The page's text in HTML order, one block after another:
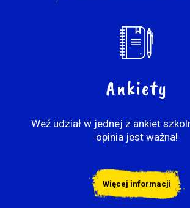
Ankiety
Weź udział w jednej z ankiet
opinia jest ważna!
Więcej informacji